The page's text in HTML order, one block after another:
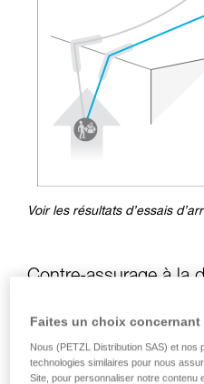
Voir les résultats d’essais
Contre-assurage à la
À la descente, il y a deux cas
assurage :
Faites un choix concernant
Nous (PETZL Distribution SAS) et nos
technologies similaires pour nous
Site, pour personnaliser notre contenu